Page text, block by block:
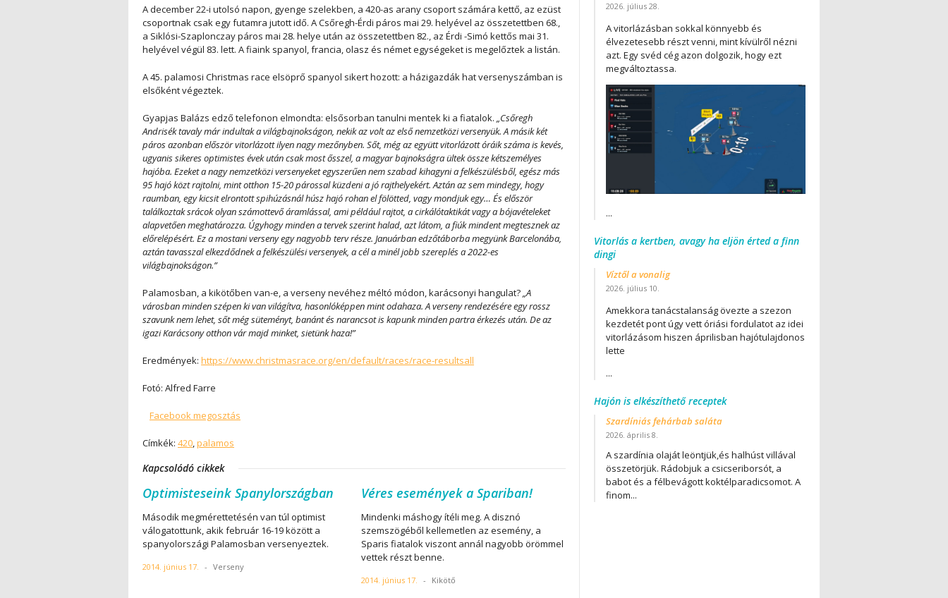
A december 22-i utolsó napon, gyenge szelekben, a 420-as arany csoport számára kettő, az ezüst
csoportnak csak egy futamra jutott idő. A Csőregh-Érdi páros mai 29. helyével az összetettben 68.,
a Siklósi-Szaplonczay páros mai 28. helye után az összetettben 82., az Érdi -Simó kettős mai 31.
helyével végül 83. lett. A fiaink spanyol, francia, olasz és német egységeket is megelőztek a listán.
A 45. palamosi Christmas race elsöprő spanyol sikert hozott: a házigazdák hat versenyszámban is
elsőként végeztek.
Gyapjas Balázs edző telefonon elmondta: elsősorban tanulni mentek ki a fiatalok. „Csőregh
Andrisék tavaly már indultak a világbajnokságon, nekik az volt az első nemzetközi versenyük. A másik két
páros azonban először vitorlázott ilyen nagy mezőnyben. Sőt, még az együtt vitorlázott óráik száma is kevés,
ugyanis sikeres optimistes évek után csak most ősszel, a magyar bajnokságra ültek össze kétszemélyes
hajóba. Ezeket a nagy nemzetközi versenyeket egyszerűen nem szabad kihagyni a felkészülésből, egész más
95 hajó közt rajtolni, mint otthon 15-20 párossal küzdeni a jó rajthelyekért. Aztán az sem mindegy, hogy
raumban, egy kicsit elrontott spihúzásnál húsz hajó rohan el fölötted, vagy mondjuk egy… És először
találkoztak srácok olyan számottevő áramlással, ami például rajtot, a cirkálótaktikát vagy a bójavételeket
alapvetően meghatározza. Úgyhogy minden a tervek szerint halad, azt látom, a fiúk mindent megtesznek az
előrelépésért. Ez a mostani verseny egy nagyobb terv része. Januárban edzőtáborba megyünk Barcelonába,
aztán tavasszal elkezdődnek a felkészülési versenyek, a cél a minél jobb szereplés a 2022-es
világbajnokságon.”
Palamosban, a kikötőben van-e, a verseny nevéhez méltó módon, karácsonyi hangulat?„A
városban minden szépen ki van világítva, hasonlóképpen mint odahaza. A verseny rendezésére egy rossz
szavunk nem lehet, sőt még süteményt, banánt és narancsot is kapunk minden partra érkezés után. De az
igazi Karácsony otthon vár majd minket, sietünk haza!”
Eredmények: https://www.christmasrace.org/en/default/races/race-resultsall
Fotó: Alfred Farre
Facebook megosztás
Címkék: 420,palamos
Kapcsolódó cikkek
Optimisteseink Spanylországban
Második megmérettetésén van túl optimist
válogatottunk, akik február 16-19 között a
spanyolországi Palamosban versenyeztek.
2014. június 17. - Verseny
Véres események a Spariban!
Mindenki máshogy ítéli meg. A disznó
szemszögéből kellemetlen az esemény, a
Sparis fiatalok viszont annál nagyobb örömmel
vettek részt benne.
2014. június 17. - Kikötő
2026. július 28.
A vitorlázásban sokkal könnyebb és
élvezetesebb részt venni, mint kívülről nézni
azt. Egy svéd cég azon dolgozik, hogy ezt
megváltoztassa.
...
Vitorlás a kertben, avagy ha eljön érted a finn
dingi
Víztől a vonalig
2026. július 10.
Amekkora tanácstalanság övezte a szezon
kezdetét pont úgy vett óriási fordulatot az idei
vitorlázásom hiszen áprilisban hajótulajdonos
lette
...
Hajón is elkészíthető receptek
Szardíniás fehárbab saláta
2026. április 8.
A szardínia olaját leöntjük,és halhúst villával
összetörjük. Rádobjuk a csicseriborsót, a
babot és a félbevágott koktélparadicsomot. A
finom...